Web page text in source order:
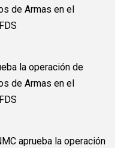
de Armas en el
la operación de
de Armas en el
aprueba la operación